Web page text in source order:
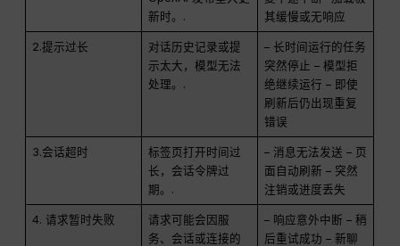
新时。.
其缓慢或无响应
2.提示过长
对话历史记录或提
示太大，模型无法
处理。.
– 长时间运行的任务
突然停止 – 模型拒
绝继续运行 – 即使
刷新后仍出现重复
错误
3.会话超时
标签页打开时间过
长，会话令牌过
期。.
– 消息无法发送 – 页
面自动刷新 – 突然
注销或进度丢失
4. 请求暂时失败
请求可能会因服
务、会话或连接的
– 响应意外中断 – 稍
后重试成功 – 新聊